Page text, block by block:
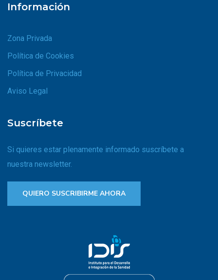
Información
Zona Privada
Política de Cookies
Política de Privacidad
Aviso Legal
Suscríbete
Si quieres estar plenamente informado suscríbete a
nuestra newsletter.
QUIERO SUSCRIBIRME AHORA